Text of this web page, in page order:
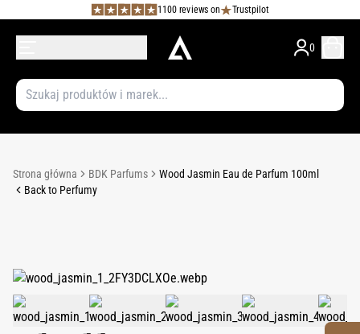
1100 reviews on Trustpilot
0
Strona główna BDK Parfums
Wood Jasmin Eau de Parfum 100ml
Back to Perfumy